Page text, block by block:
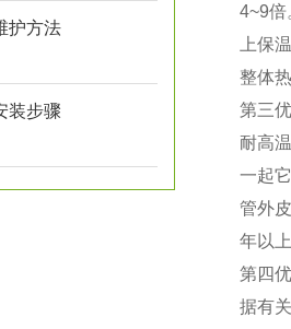
护方法
装步骤
4~9倍
上保
整体
第三
耐高
一起
管外
年以
第四
据有